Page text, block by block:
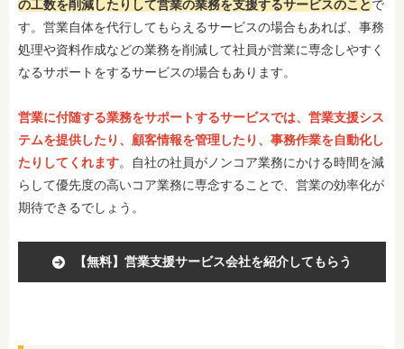
の工数を削減したりして営業の業務を支援するサービスのことで
す。営業自体を代行してもらえるサービスの場合もあれば、事務
処理や資料作成などの業務を削減して社員が営業に専念しやすく
なるサポートをするサービスの場合もあります。
営業に付随する業務をサポートするサービスでは、営業支援シス
テムを提供したり、顧客情報を管理したり、事務作業を自動化し
たりしてくれます。自社の社員がノンコア業務にかける時間を減
らして優先度の高いコア業務に専念することで、営業の効率化が
期待できるでしょう。
【無料】営業支援サービス会社を紹介してもらう